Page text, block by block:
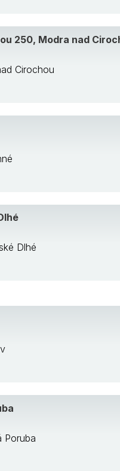
250, Modra nad
Cirochou
Dlhé
Poruba